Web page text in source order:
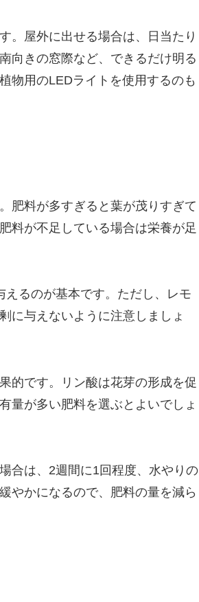
。屋外に出せる場合は、日当たり
向きの窓際など、できるだけ明る
物用のLEDライトを使用するのも
肥料が多すぎると葉が茂りすぎて
料が不足している場合は栄養が足
るのが基本です。ただし、レモ
に与えないように注意しましょ
的です。リン酸は花芽の形成を促
量が多い肥料を選ぶとよいでしょ
合は、2週間に1回程度、水やりの
やかになるので、肥料の量を減ら